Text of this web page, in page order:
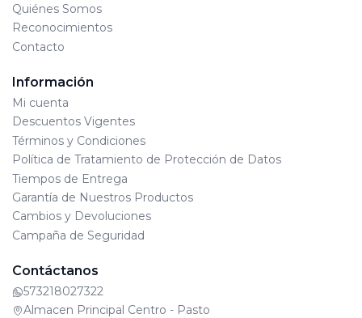
Quiénes Somos
Reconocimientos
Contacto
Información
Mi cuenta
Descuentos Vigentes
Términos y Condiciones
Política de Tratamiento de Protección de Datos
Tiempos de Entrega
Garantía de Nuestros Productos
Cambios y Devoluciones
Campaña de Seguridad
Contáctanos
573218027322
Almacen Principal Centro - Pasto